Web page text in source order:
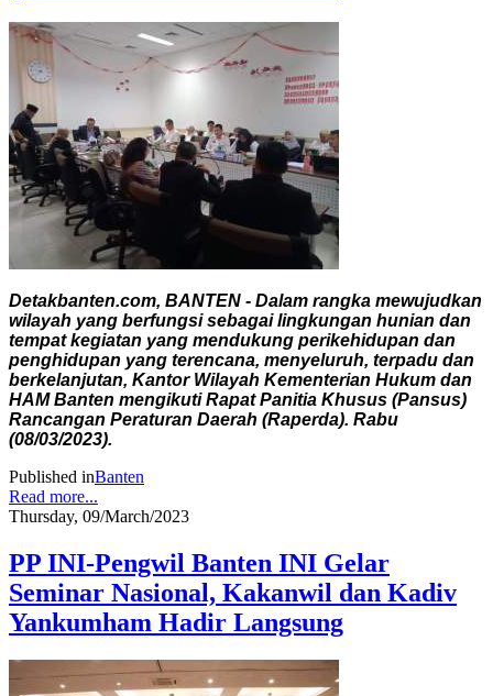
Detakbanten.com, BANTEN - Dalam rangka mewujudkan
wilayah yang berfungsi sebagai lingkungan hunian dan
tempat kegiatan yang mendukung perikehidupan dan
penghidupan yang terencana, menyeluruh, terpadu dan
berkelanjutan, Kantor Wilayah Kementerian Hukum dan
HAM Banten mengikuti Rapat Panitia Khusus (Pansus)
Rancangan Peraturan Daerah (Raperda). Rabu
(08/03/2023).
Published inBanten
Read more...
Thursday, 09/March/2023
PP INI-Pengwil Banten INI Gelar
Seminar Nasional, Kakanwil dan Kadiv
Yankumham Hadir Langsung